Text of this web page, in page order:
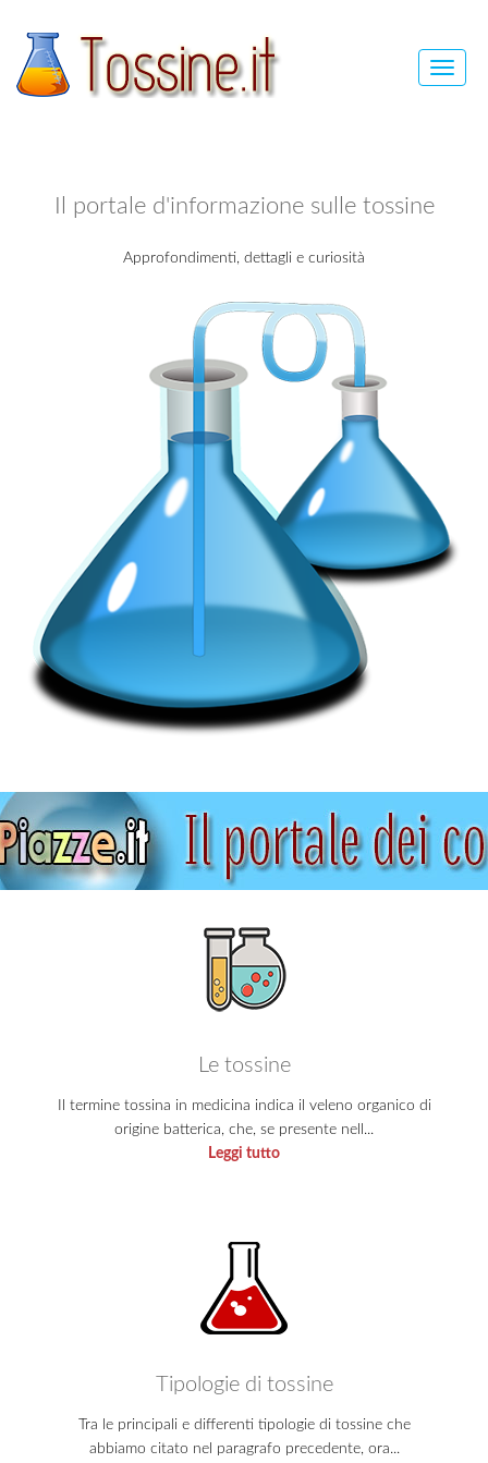
Toggle
Il portale d'informazione sulle tossine
Approfondimenti, dettagli e curiosità
Le tossine
Il termine tossina in medicina indica il veleno organico di
origine batterica, che, se presente nell...
Leggi tutto
Tipologie di tossine
Tra le principali e differenti tipologie di tossine che
abbiamo citato nel paragrafo precedente, ora...